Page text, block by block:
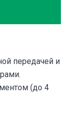
передачей и
(до 4